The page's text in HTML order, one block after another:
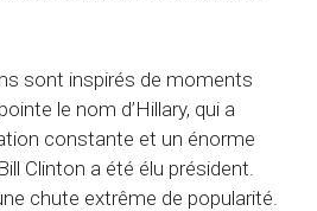
sont inspirés de moments
le nom d’Hillary, qui a
constante et un énorme
Clinton a été élu président.
chute extrême de popularité.